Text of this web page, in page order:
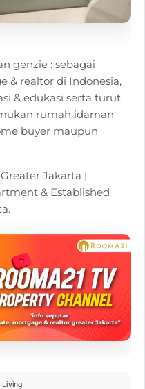
genzie : sebagai
& realtor di Indonesia,
& edukasi serta turut
rumah idaman
buyer maupun
Jakarta |
& Established